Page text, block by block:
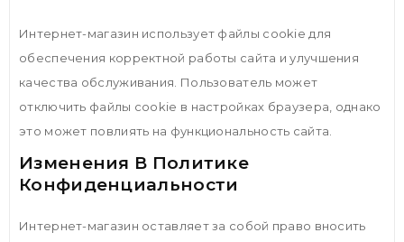
Интернет-магазин использует файлы cookie для
обеспечения корректной работы сайта и улучшения
качества обслуживания. Пользователь может
отключить файлы cookie в настройках браузера, однако
это может повлиять на функциональность сайта.
Изменения В Политике
Конфиденциальности
Интернет-магазин оставляет за собой право вносить